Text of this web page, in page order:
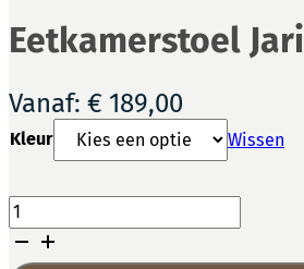
Eetkamerstoel Jari
Vanaf: € 189,00
Kleur Wissen
Eetkamerstoel
Jari
aantal